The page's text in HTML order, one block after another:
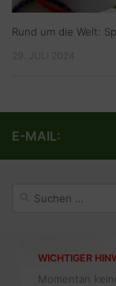
Rund um die Welt:
E-MAIL:
nach:
WICHTIGER
Momentan